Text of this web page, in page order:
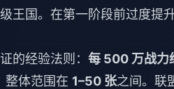
王国。在第一阶段前过度提
的经验法则： 每 500 万战力
整体范围在 1–50 张之间。联